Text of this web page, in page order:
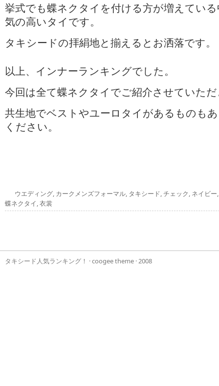
挙式でも蝶ネクタイを付ける方が増えてい
気の高いタイです。
タキシードの拝絹地と揃えるとお洒落です。
以上、インナーランキングでした。
今回は全て蝶ネクタイでご紹介させていた
共生地でベストやユーロタイがあるものも
ください。
ウエディング, カークメンズフォーマル, タキシード,チェック, ネイビー
蝶ネクタイ,衣裳
タキシード人気ランキング！ ·coogee theme · 2008